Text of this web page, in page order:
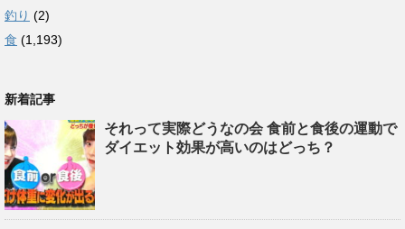
釣り (2)
食 (1,193)
新着記事
それって実際どうなの会 食前と食後の運動で
ダイエット効果が高いのはどっち？